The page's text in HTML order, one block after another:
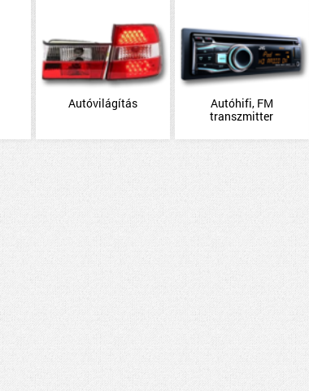
Autóvilágítás
Autóhifi, FM
transzmitter